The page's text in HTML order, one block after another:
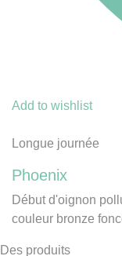
Add to wishlist
Longue journée
Phoenix
Début d'oignon
couleur bronze
Des produits